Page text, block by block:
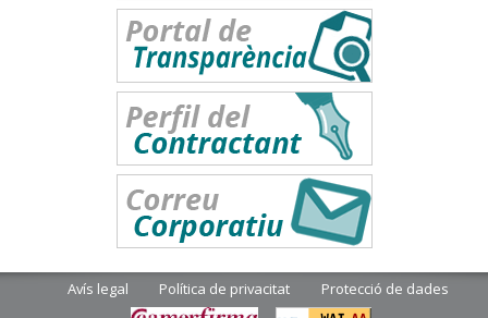
Avís legal Política de privacitat Protecció de dades